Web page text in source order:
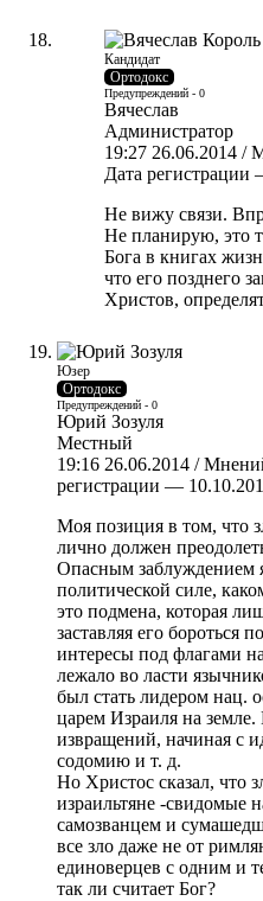
Кандидат
Ортодокс
Предупреждений - 0
Вячеслав
Администратор
19:27 26.06.2014
Дата регистрации
Не вижу связи.
Не планирую, это
Бога в книгах
что его позднего
Христов,
Юзер
Ортодокс
Предупреждений - 0
Юрий Зозуля
Местный
19:16 26.06.2014 /
регистрации —
Моя позиция в том, что
лично должен
Опасным заблуждением
политической силе,
это подмена, которая
заставляя его бороться
интересы под флагами
лежало во ласти
был стать лидером нац.
царем Израиля на
извращений, начиная с
содомию и т. д.
Но Христос сказал, что
израильтяне -свидомые
самозванцем и
все зло даже не от
единоверцев с одним и
так ли считает Бог?